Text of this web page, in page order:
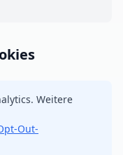
Weitere
Out-